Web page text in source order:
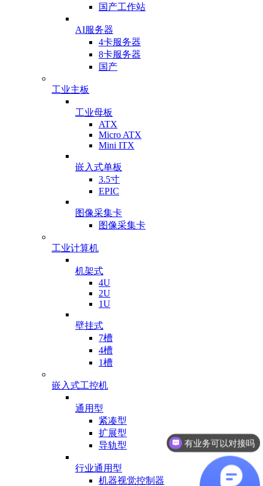
国产工作站
AI服务器
4卡服务器
8卡服务器
国产
工业主板
工业母板
ATX
Micro ATX
Mini ITX
嵌入式单板
3.5寸
EPIC
图像采集卡
图像采集卡
工业计算机
机架式
4U
2U
1U
壁挂式
7槽
4槽
1槽
嵌入式工控机
通用型
紧凑型
扩展型
导轨型
行业通用型
机器视觉控制器
有业务可以对接吗